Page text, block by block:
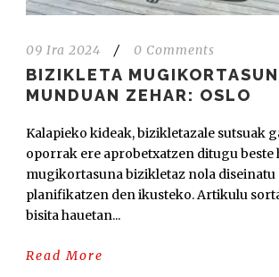
09 Ira 2024 / 0 Comments
BIZIKLETA
MUNDUAN ZEHAR: OSLO
Kalapieko kideak, bizikletazale sutsuak
oporrak ere aprobetxatzen ditugu beste
mugikortasuna bizikletaz nola diseinatu
planifikatzen den ikusteko. Artikulu
bisita hauetan...
Read More